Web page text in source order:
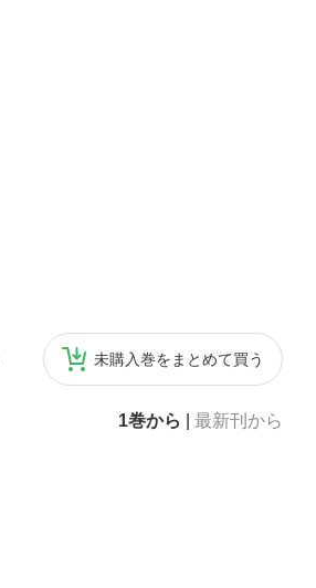
未購入巻をまとめて買う
1巻から 最新刊から